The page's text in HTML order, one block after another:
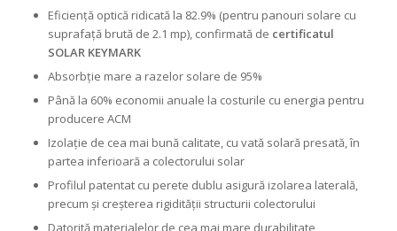
Eficiență optică ridicată la 82.9% (pentru panouri solare cu
suprafață brută de 2.1 mp), confirmată de certificatul
SOLAR KEYMARK
Absorbție mare a razelor solare de 95%
Până la 60% economii anuale la costurile cu energia pentru
producere ACM
Izolație de cea mai bună calitate, cu vată solară presată, în
partea inferioară a colectorului solar
Profilul patentat cu perete dublu asigură izolarea laterală,
precum și creșterea rigidității structurii colectorului
Datorită materialelor de cea mai mare durabilitate,